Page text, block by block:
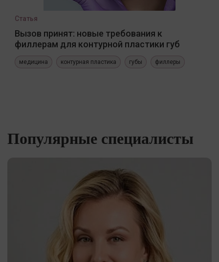
Статья
Вызов принят: новые требования к
филлерам для контурной пластики губ
медицина контурная пластика губы филлеры
Популярные специалисты